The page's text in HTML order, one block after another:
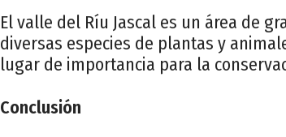
El valle del Ríu Jascal es un área de
diversas especies de plantas y
lugar de importancia para la
Conclusión